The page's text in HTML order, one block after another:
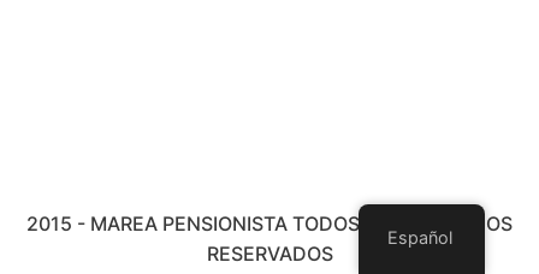
2015 - MAREA PENSIONISTA TODOS LOS DERECHOS
RESERVADOS
Español